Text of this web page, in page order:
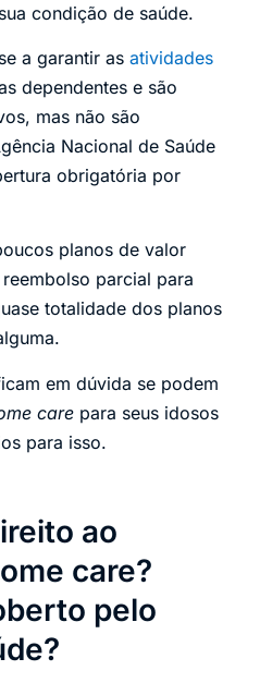
condição de saúde.
a garantir as atividades
dependentes e são
mas não são
Nacional de Saúde
obrigatória por
planos de valor
parcial para
totalidade dos planos
em dúvida se podem
care para seus idosos
para isso.
ao
care?
pelo